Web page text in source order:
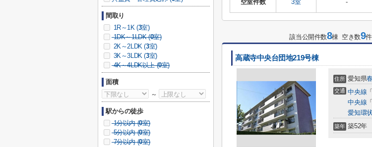
空室件数 3室 -
該当公開件数8棟 空き数9件
高蔵寺中央台団地219号棟
住所 愛知県
交通 中央線 「
中央線 「
愛知環
築年 築52年
間取り
1R～1K (3室)
1DK～1LDK (0室)
2K～2LDK (3室)
3K～3LDK (3室)
4K～4LDK以上 (0室)
面積
～
駅からの徒歩
1分以内 (0室)
5分以内 (0室)
7分以内 (0室)